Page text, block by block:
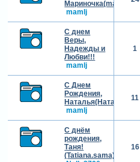
Мариночка(marina)!!!!
mamlj
С днем
Веры,
Надежды и
Любви!!!
mamlj
1
С Днем
Рождения,
Наталья(Наталек)!!!
mamlj
11
С днём
рождения,
Таня!
(Tatiana.sama)
16